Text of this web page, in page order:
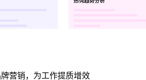
牌营销，为工作提质增效